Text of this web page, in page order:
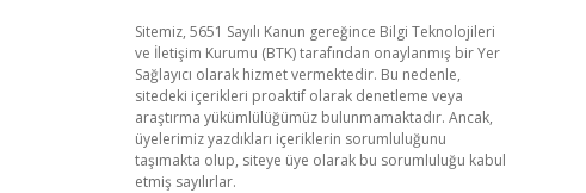
Sitemiz, 5651 Sayılı Kanun gereğince Bilgi Teknolojileri
ve İletişim Kurumu (BTK) tarafından onaylanmış bir Yer
Sağlayıcı olarak hizmet vermektedir. Bu nedenle,
sitedeki içerikleri proaktif olarak denetleme veya
araştırma yükümlülüğümüz bulunmamaktadır. Ancak,
üyelerimiz yazdıkları içeriklerin sorumluluğunu
taşımakta olup, siteye üye olarak bu sorumluluğu kabul
etmiş sayılırlar.